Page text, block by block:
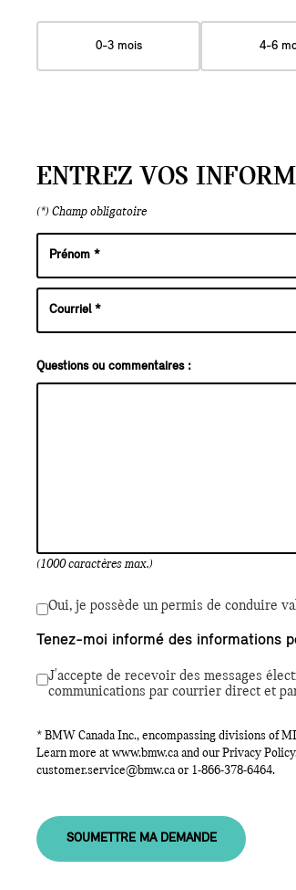
0-3 mois 4-6
ENTREZ VOS
(*) Champ obligatoire
Questions ou commentaires :
(1000 caractères max.)
Oui, je possède un permis de conduire
Tenez-moi informé des informations
J'accepte de recevoir des messages
communications par courrier direct et
* BMW Canada Inc., encompassing divisions of
Learn more at www.bmw.ca and our Privacy
customer.service@bmw.ca or 1-866-378-6464.
SOUMETTRE MA DEMANDE